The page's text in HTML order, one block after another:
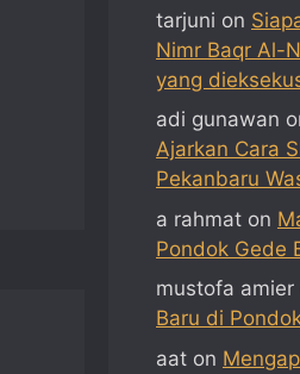
tarjuni on
Nimr Baqr Al-
yang
adi gunawan
Ajarkan Cara
Pekanbaru
a rahmat on
Pondok Gede
mustofa amier
Baru di
aat on